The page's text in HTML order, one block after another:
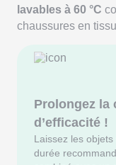
lavables à 60 °C
chaussures en
Prolongez la
d’efficacité !
Laissez les
durée